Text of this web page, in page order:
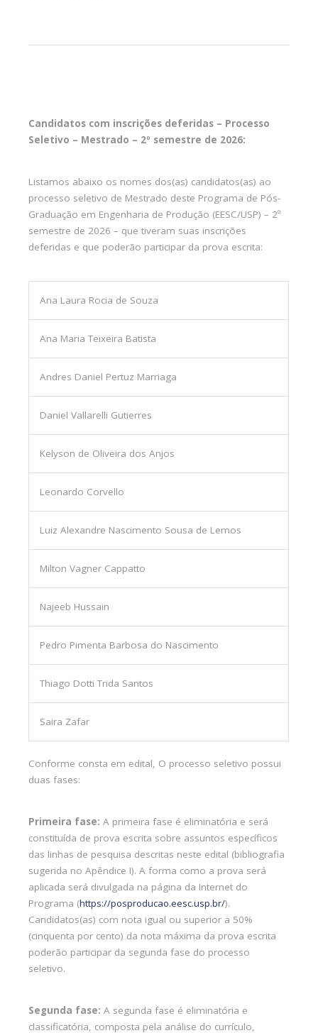
Candidatos com inscrições deferidas – Processo
Seletivo – Mestrado – 2º semestre de 2026:
Listamos abaixo os nomes dos(as) candidatos(as) ao
processo seletivo de Mestrado deste Programa de Pós-
Graduação em Engenharia de Produção (EESC/USP) – 2º
semestre de 2026 – que tiveram suas inscrições
deferidas e que poderão participar da prova escrita:
Ana Laura Rocia de Souza
Ana Maria Teixeira Batista
Andres Daniel Pertuz Marriaga
Daniel Vallarelli Gutierres
Kelyson de Oliveira dos Anjos
Leonardo Corvello
Luiz Alexandre Nascimento Sousa de Lemos
Milton Vagner Cappatto
Najeeb Hussain
Pedro Pimenta Barbosa do Nascimento
Thiago Dotti Trida Santos
Saira Zafar
Conforme consta em edital, O processo seletivo possui
duas fases:
Primeira fase:A primeira fase é eliminatória e será
constituída de prova escrita sobre assuntos específicos
das linhas de pesquisa descritas neste edital (bibliografia
sugerida no Apêndice I). A forma como a prova será
aplicada será divulgada na página da Internet do
Programa (https://posproducao.eesc.usp.br/).
Candidatos(as) com nota igual ou superior a 50%
(cinquenta por cento) da nota máxima da prova escrita
poderão participar da segunda fase do processo
seletivo.
Segunda fase: A segunda fase é eliminatória e
classificatória, composta pela análise do currículo,